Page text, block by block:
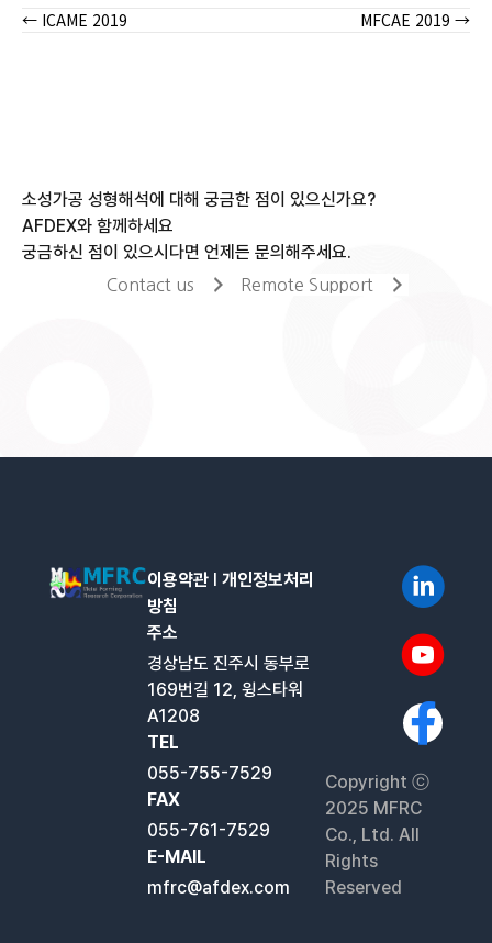
Posts
← ICAME 2019 MFCAE 2019 →
소성가공 성형해석에 대해 궁금한 점이 있으신가요?
AFDEX와 함께하세요
궁금하신 점이 있으시다면 언제든 문의해주세요.
Contact us Remote Support
이용약관 l개인정보처리
방침
주소
경상남도 진주시 동부로
169번길 12, 윙스타워
A1208
TEL
055-755-7529
FAX
055-761-7529
E-MAIL
mfrc@afdex.com
Copyright ⓒ
2025 MFRC
Co., Ltd. All
Rights
Reserved